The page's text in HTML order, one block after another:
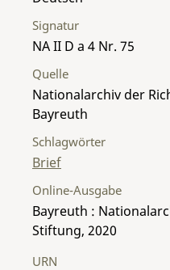
Signatur
NA II D a 4 Nr. 75
Quelle
Nationalarchiv der
Bayreuth
Schlagwörter
Brief
Online-Ausgabe
Bayreuth :
Stiftung, 2020
URN